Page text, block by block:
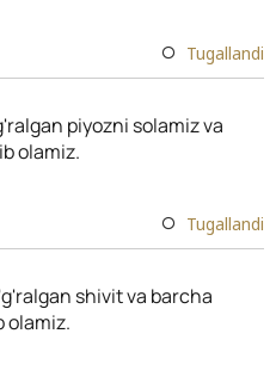
Tugallandi
piyozni solamiz va
olamiz.
Tugallandi
shivit va barcha
olamiz.